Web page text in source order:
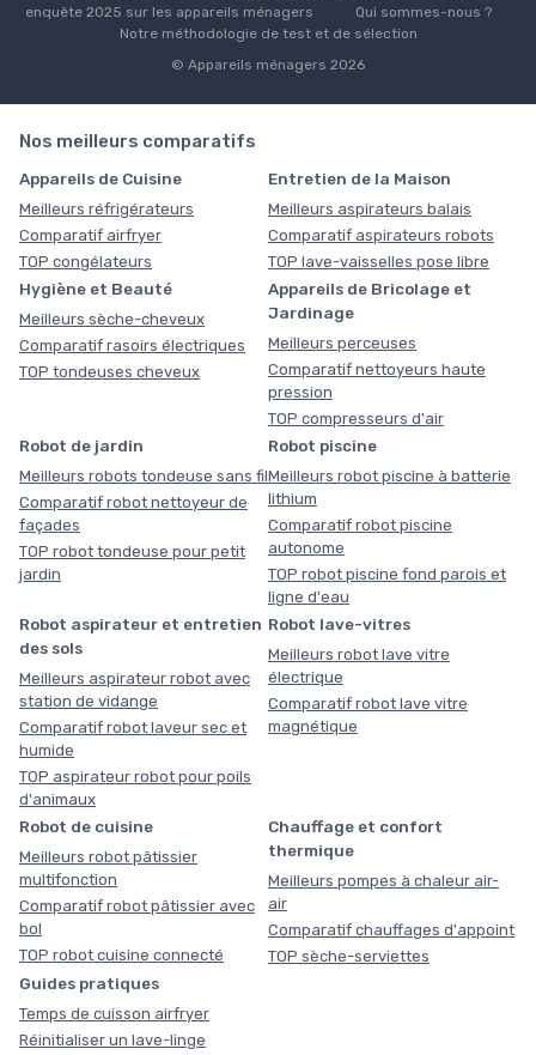
enquête 2025 sur les appareils ménagers
Qui sommes-nous ?
Notre méthodologie de test et de sélection
© Appareils ménagers 2026
Nos meilleurs comparatifs
Appareils de Cuisine
Meilleurs réfrigérateurs
Comparatif airfryer
TOP congélateurs
Entretien de la Maison
Meilleurs aspirateurs balais
Comparatif aspirateurs robots
TOP lave-vaisselles pose libre
Hygiène et Beauté
Meilleurs sèche-cheveux
Comparatif rasoirs électriques
TOP tondeuses cheveux
Appareils de Bricolage et
Jardinage
Meilleurs perceuses
Comparatif nettoyeurs haute
pression
TOP compresseurs d'air
Robot de jardin
Meilleurs robots tondeuse sans fil
Comparatif robot nettoyeur de
façades
TOP robot tondeuse pour petit
jardin
Robot piscine
Meilleurs robot piscine à batterie
lithium
Comparatif robot piscine
autonome
TOP robot piscine fond parois et
ligne d'eau
Robot aspirateur et entretien
des sols
Meilleurs aspirateur robot avec
station de vidange
Comparatif robot laveur sec et
humide
TOP aspirateur robot pour poils
d'animaux
Robot lave-vitres
Meilleurs robot lave vitre
électrique
Comparatif robot lave vitre
magnétique
Robot de cuisine
Meilleurs robot pâtissier
multifonction
Comparatif robot pâtissier avec
bol
TOP robot cuisine connecté
Chauffage et confort
thermique
Meilleurs pompes à chaleur air-
air
Comparatif chauffages d'appoint
TOP sèche-serviettes
Guides pratiques
Temps de cuisson airfryer
Réinitialiser un lave-linge